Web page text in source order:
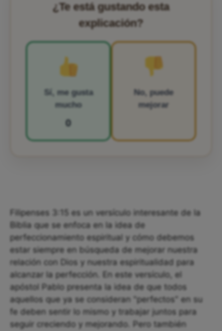
¿Te está gustando esta
explicación?
Sí, me gusta
mucho
0
No, puede
mejorar
Filipenses 3:15 es un versículo interesante de la
Biblia que se enfoca en la idea de
perfeccionamiento espiritual y cómo debemos
estar siempre en búsqueda de mejorar nuestra
relación con Dios y nuestra espiritualidad para
alcanzar la perfección. En este versículo, el
apóstol Pablo presenta la idea de que todos
aquellos que ya se consideran "perfectos" en su
fe deben sentir lo mismo y trabajar juntos para
seguir creciendo y mejorando. Pero también